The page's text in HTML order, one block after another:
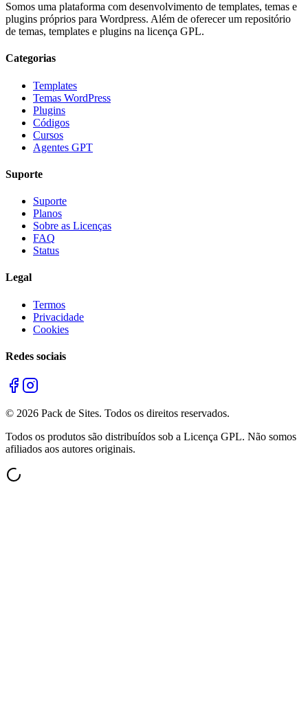
Somos uma plataforma com desenvolvimento de templates, temas e
plugins próprios para Wordpress. Além de oferecer um repositório
de temas, templates e plugins na licença GPL.
Categorias
Templates
Temas WordPress
Plugins
Códigos
Cursos
Agentes GPT
Suporte
Suporte
Planos
Sobre as Licenças
FAQ
Status
Legal
Termos
Privacidade
Cookies
Redes sociais
© 2026 Pack de Sites. Todos os direitos reservados.
Todos os produtos são distribuídos sob a Licença GPL. Não somos
afiliados aos autores originais.